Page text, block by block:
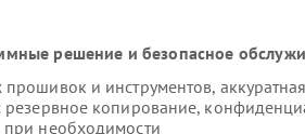
решение и безопасное
и инструментов,
копирование,
необходимости